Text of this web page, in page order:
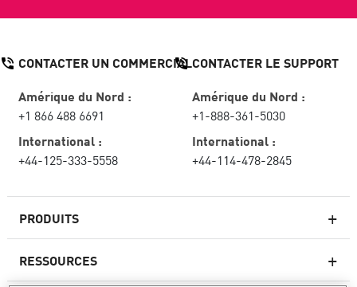
PRODUITS
RESSOURCES
CONTACTER UN COMMERCIAL
Amérique du Nord :
+1 866 488 6691
International :
+44-125-333-5558
CONTACTER LE SUPPORT
Amérique du Nord :
+1-888-361-5030
International :
+44-114-478-2845